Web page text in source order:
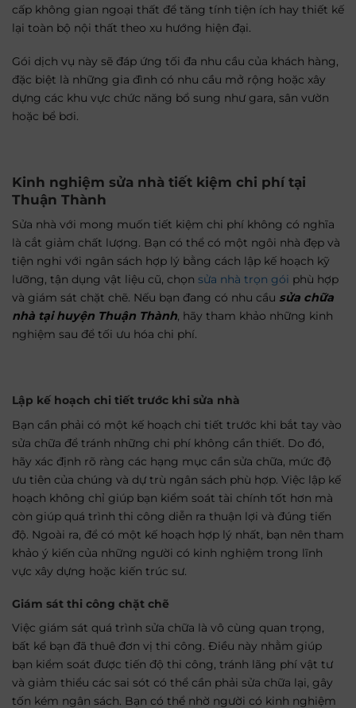
cấp không gian ngoại thất để tăng tính tiện ích hay thiết kế
lại toàn bộ nội thất theo xu hướng hiện đại.
Gói dịch vụ này sẽ đáp ứng tối đa nhu cầu của khách hàng,
đặc biệt là những gia đình có nhu cầu mở rộng hoặc xây
dựng các khu vực chức năng bổ sung như gara, sân vườn
hoặc bể bơi.
Kinh nghiệm sửa nhà tiết kiệm chi phí tại
Thuận Thành
Sửa nhà với mong muốn tiết kiệm chi phí không có nghĩa
là cắt giảm chất lượng. Bạn có thể có một ngôi nhà đẹp và
tiện nghi với ngân sách hợp lý bằng cách lập kế hoạch kỹ
lưỡng, tận dụng vật liệu cũ, chọn sửa nhà trọn gói phù hợp
và giám sát chặt chẽ. Nếu bạn đang có nhu cầu sửa chữa
nhà tại huyện Thuận Thành, hãy tham khảo những kinh
nghiệm sau để tối ưu hóa chi phí.
Lập kế hoạch chi tiết trước khi sửa nhà
Bạn cần phải có một kế hoạch chi tiết trước khi bắt tay vào
sửa chữa để tránh những chi phí không cần thiết. Do đó,
hãy xác định rõ ràng các hạng mục cần sửa chữa, mức độ
ưu tiên của chúng và dự trù ngân sách phù hợp. Việc lập kế
hoạch không chỉ giúp bạn kiểm soát tài chính tốt hơn mà
còn giúp quá trình thi công diễn ra thuận lợi và đúng tiến
độ. Ngoài ra, để có một kế hoạch hợp lý nhất, bạn nên tham
khảo ý kiến của những người có kinh nghiệm trong lĩnh
vực xây dựng hoặc kiến trúc sư.
Giám sát thi công chặt chẽ
Việc giám sát quá trình sửa chữa là vô cùng quan trọng,
bất kể bạn đã thuê đơn vị thi công. Điều này nhằm giúp
bạn kiểm soát được tiến độ thi công, tránh lãng phí vật tư
và giảm thiểu các sai sót có thể cần phải sửa chữa lại, gây
tốn kém ngân sách. Bạn có thể nhờ người có kinh nghiệm